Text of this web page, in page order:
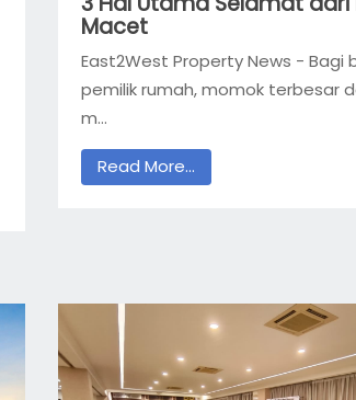
Macet
East2West Property News - Bagi
pemilik rumah, momok terbesar
m...
Read More...